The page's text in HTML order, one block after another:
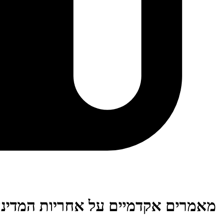
מאמרים אקדמיים על אחריות